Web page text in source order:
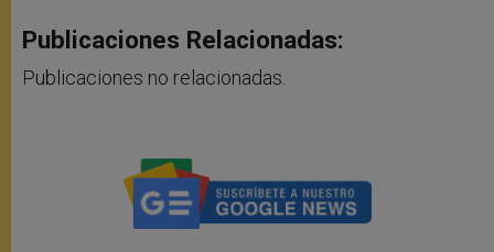
Publicaciones Relacionadas:
Publicaciones no relacionadas.